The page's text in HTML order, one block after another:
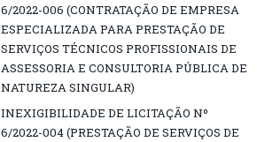
6/2022-006 (CONTRATAÇÃO DE EMPRESA
ESPECIALIZADA PARA PRESTAÇÃO DE
SERVIÇOS TÉCNICOS PROFISSIONAIS DE
ASSESSORIA E CONSULTORIA PÚBLICA DE
NATUREZA SINGULAR)
INEXIGIBILIDADE DE LICITAÇÃO Nº
6/2022-004 (PRESTAÇÃO DE SERVIÇOS DE